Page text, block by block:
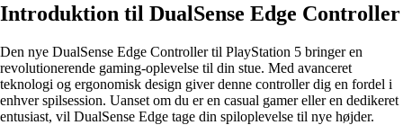
Introduktion til DualSense Edge Controller
Den nye DualSense Edge Controller til PlayStation 5 bringer en
revolutionerende gaming-oplevelse til din stue. Med avanceret
teknologi og ergonomisk design giver denne controller dig en fordel i
enhver spilsession. Uanset om du er en casual gamer eller en dedikeret
entusiast, vil DualSense Edge tage din spiloplevelse til nye højder.